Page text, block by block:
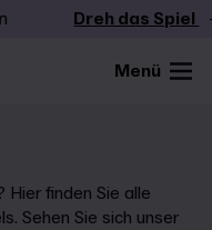
Dreh das Spiel
Menü
Hier finden Sie alle
Sehen Sie sich unser